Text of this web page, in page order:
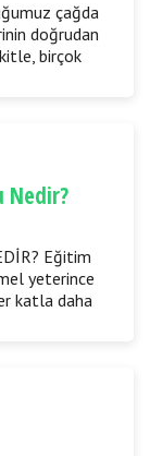
çağda
doğrudan
birçok
Nedir?
Eğitim
yeterince
katla daha